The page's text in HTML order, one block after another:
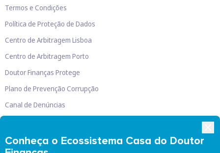
Conheça o Ecossistema Casa do Doutor
Termos e Condições
Política de Proteção de Dados
Centro de Arbitragem Lisboa
Centro de Arbitragem Porto
Doutor Finanças Protege
Plano de Prevenção Corrupção
Canal de Denúncias